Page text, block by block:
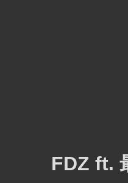
FDZ ft.